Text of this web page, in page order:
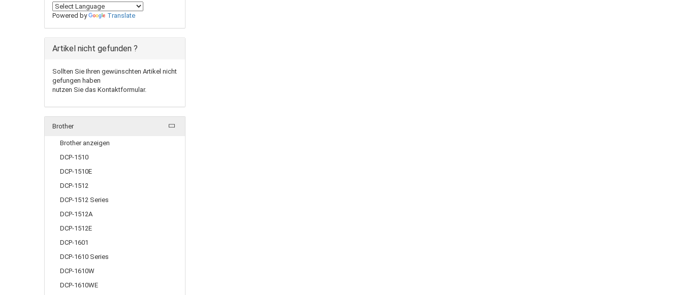
Powered by Translate
Artikel nicht gefunden ?
Sollten Sie Ihren gewünschten Artikel nicht
gefungen haben
nutzen Sie das Kontaktformular.
Brother
Brother anzeigen
DCP-1510
DCP-1510E
DCP-1512
DCP-1512 Series
DCP-1512A
DCP-1512E
DCP-1601
DCP-1610 Series
DCP-1610W
DCP-1610WE